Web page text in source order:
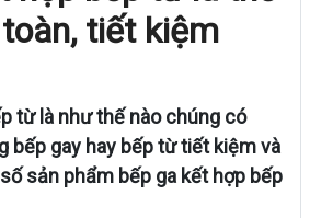
tiết kiệm
từ là như thế nào chúng có
bếp gay hay bếp từ tiết kiệm và
sản phẩm bếp ga kết hợp bếp